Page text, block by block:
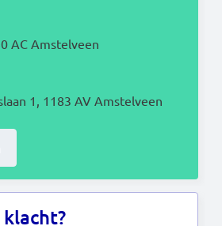
AC Amstelveen
1, 1183 AV Amstelveen